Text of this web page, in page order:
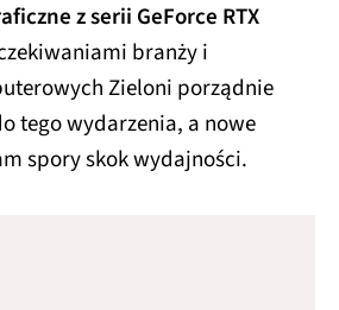
z serii GeForce RTX
branży i
Zieloni porządnie
tego wydarzenia, a nowe
spory skok wydajności.